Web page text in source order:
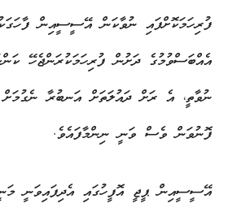
ފުރިހަމަކޮށްފައި ނުވާކަން އޭސީސީއިން
އެއްބަސްވުމުގެ ދަށުން ފުރިހަމަކުރަންޖެހޭ
ނުވާތީ، އެ ރަށް ދައުލަތަށް އަނބުރާ
ފޮނުވަން ވެސް ވަނީ ނިންމާފައެވެ.
އޭސީސީއިން ޕީޖީ އޮފީހުގައި އެދިފައިވަނީ